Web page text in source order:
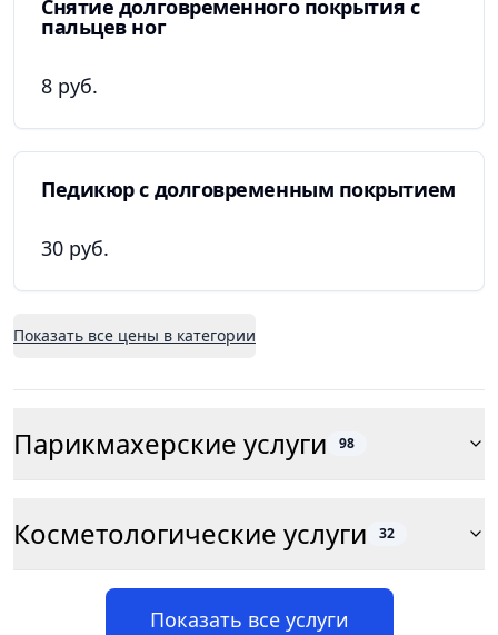
Снятие долговременного покрытия с
пальцев ног
8 руб.
Педикюр с долговременным покрытием
30 руб.
Показать все цены в категории
Парикмахерские услуги 98
Косметологические услуги 32
Показать все услуги